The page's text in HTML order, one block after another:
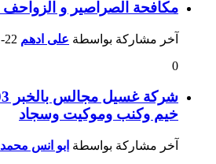
مكافحة الصراصير و الزواحف
آخر مشاركة بواسطة على ادهم
0
خيم وكنب وموكيت وسجاد
آخر مشاركة بواسطة ابو انس محمد